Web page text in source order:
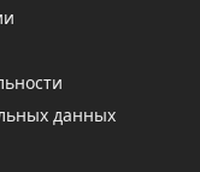
данных